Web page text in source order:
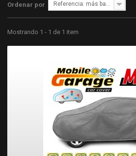
Ordenar por Referencia: más bajo primero
Mostrando 1 - 1 de 1 item